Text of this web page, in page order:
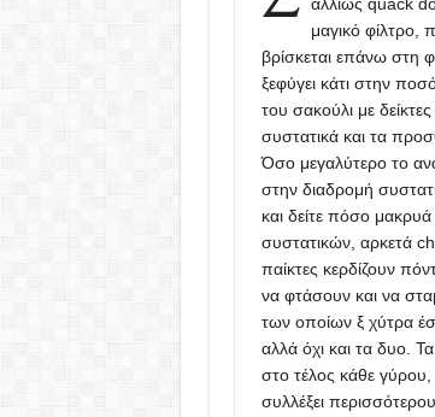
μαγικό φίλτρο,
βρίσκεται επάνω στη
ξεφύγει κάτι στην
του σακούλι με
συστατικά και τα
Όσο μεγαλύτερο το
στην διαδρομή
και δείτε πόσο
συστατικών, αρκετά
παίκτες κερδίζουν
να φτάσουν και να
των οποίων ξ χύτρα
αλλά όχι και τα δυο.
στο τέλος κάθε
συλλέξει